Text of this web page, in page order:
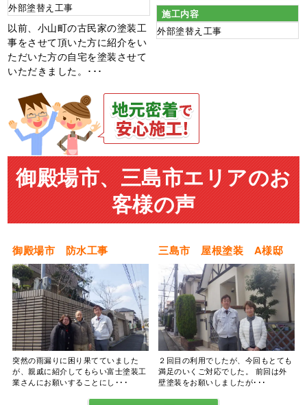
外部塗替え工事
以前、小山町の古民家の塗装工
事をさせて頂いた方に紹介をい
ただいた方の自宅を塗装させて
いただきました。･･･
施工内容
外部塗替え工事
御殿場市、三島市エリアのお
客様の声
御殿場市 防水工事
突然の雨漏りに困り果てていました
が、親戚に紹介してもらい富士塗装工
業さんにお願いすることにし･･･
三島市 屋根塗装 A様邸
２回目の利用でしたが、今回もとても
満足のいくご対応でした。 前回は外
壁塗装をお願いしましたが･･･